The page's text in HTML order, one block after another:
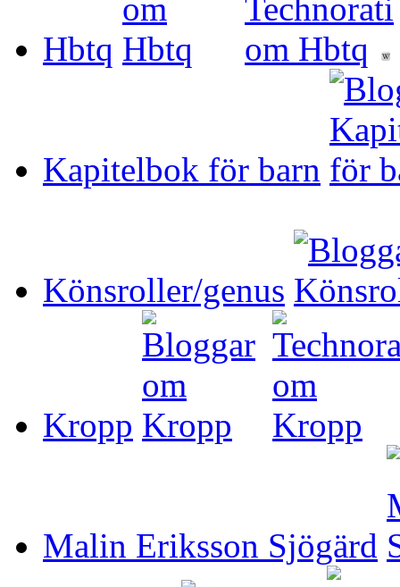
Hbtq
Kapitelbok för barn
Könsroller/genus
Kropp
Malin Eriksson Sjögärd